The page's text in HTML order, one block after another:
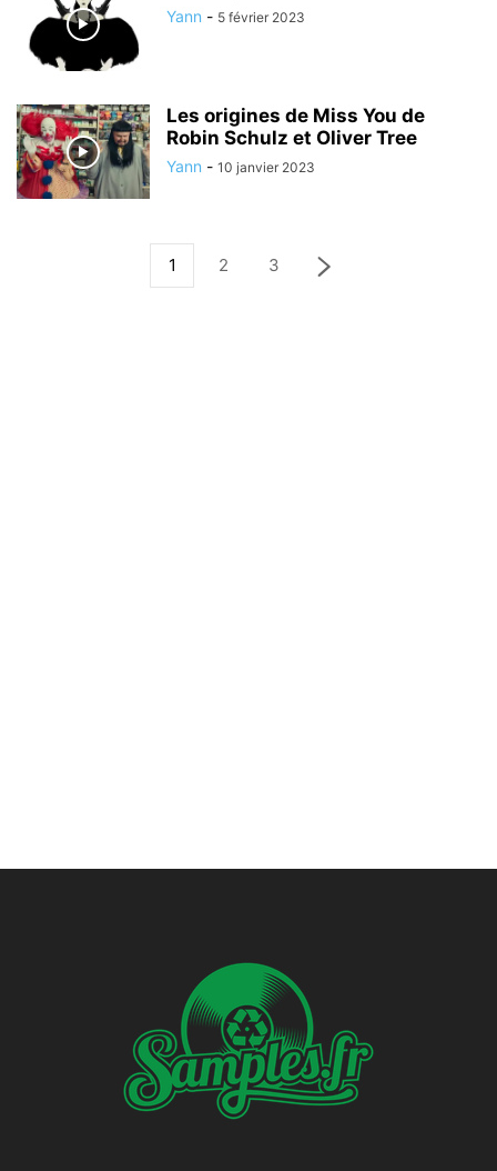
Yann - 5 février 2023
Les origines de Miss You de
Robin Schulz et Oliver Tree
Yann - 10 janvier 2023
1 2 3